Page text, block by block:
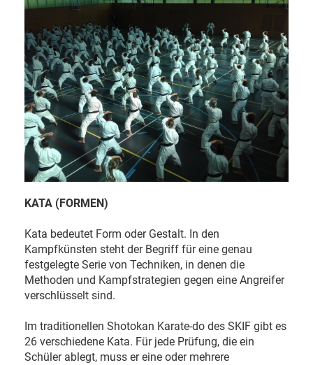
KATA (FORMEN)
Kata bedeutet Form oder Gestalt. In den
Kampfkünsten steht der Begriff für eine genau
festgelegte Serie von Techniken, in denen die
Methoden und Kampfstrategien gegen eine Angreifer
verschlüsselt sind.
Im traditionellen Shotokan Karate-do des SKIF gibt es
26 verschiedene Kata. Für jede Prüfung, die ein
Schüler ablegt, muss er eine oder mehrere